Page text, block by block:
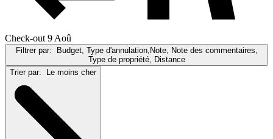
Check-out 9 Aoû
Filtrer par:
Budget, Type d'annulation,Note, Note des commentaires,
Type de propriété, Distance
Trier par:
Le moins cher